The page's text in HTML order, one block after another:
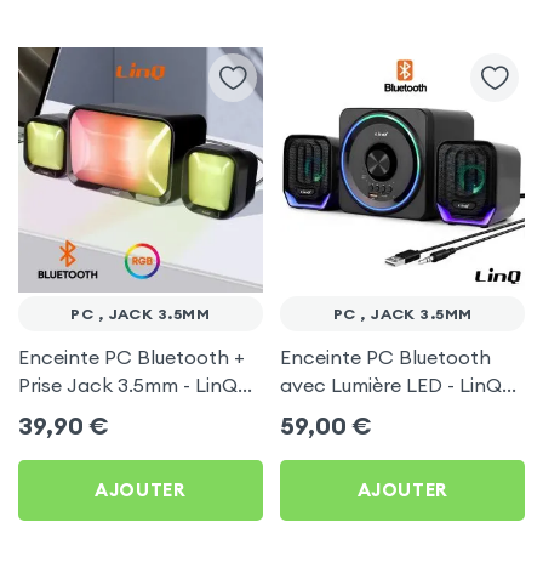
PC , JACK 3.5MM
Enceinte PC Bluetooth +
Prise Jack 3.5mm - LinQ
Noir
39,90 €
AJOUTER
PC , JACK 3.5MM
Enceinte PC Bluetooth
avec Lumière LED - LinQ
Noir
59,00 €
AJOUTER